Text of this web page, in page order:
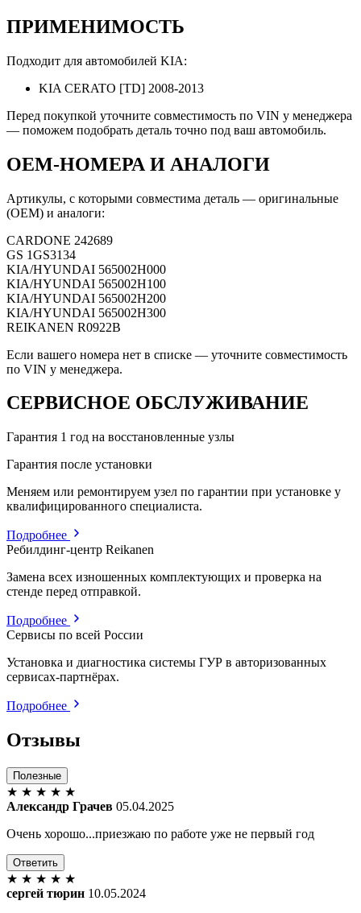
ПРИМЕНИМОСТЬ
Подходит для автомобилей KIA:
KIA CERATO [TD] 2008-2013
Перед покупкой уточните совместимость по VIN у менеджера
— поможем подобрать деталь точно под ваш автомобиль.
OEM-НОМЕРА И АНАЛОГИ
Артикулы, с которыми совместима деталь — оригинальные
(OEM) и аналоги:
CARDONE 242689
GS 1GS3134
KIA/HYUNDAI 565002H000
KIA/HYUNDAI 565002H100
KIA/HYUNDAI 565002H200
KIA/HYUNDAI 565002H300
REIKANEN R0922B
Если вашего номера нет в списке — уточните совместимость
по VIN у менеджера.
СЕРВИСНОЕ ОБСЛУЖИВАНИЕ
Гарантия 1 год на восстановленные узлы
Гарантия после установки
Меняем или ремонтируем узел по гарантии при установке у
квалифицированного специалиста.
Подробнее
Ребилдинг-центр Reikanen
Замена всех изношенных комплектующих и проверка на
стенде перед отправкой.
Подробнее
Сервисы по всей России
Установка и диагностика системы ГУР в авторизованных
сервисах-партнёрах.
Подробнее
Отзывы
Полезные
★ ★ ★ ★ ★
Александр Грачев 05.04.2025
Очень хорошо...приезжаю по работе уже не первый год
Ответить
★ ★ ★ ★ ★
сергей тюрин 10.05.2024